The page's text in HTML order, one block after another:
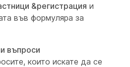
&регистрация и
във формуляра за
въпроси
които искате да се